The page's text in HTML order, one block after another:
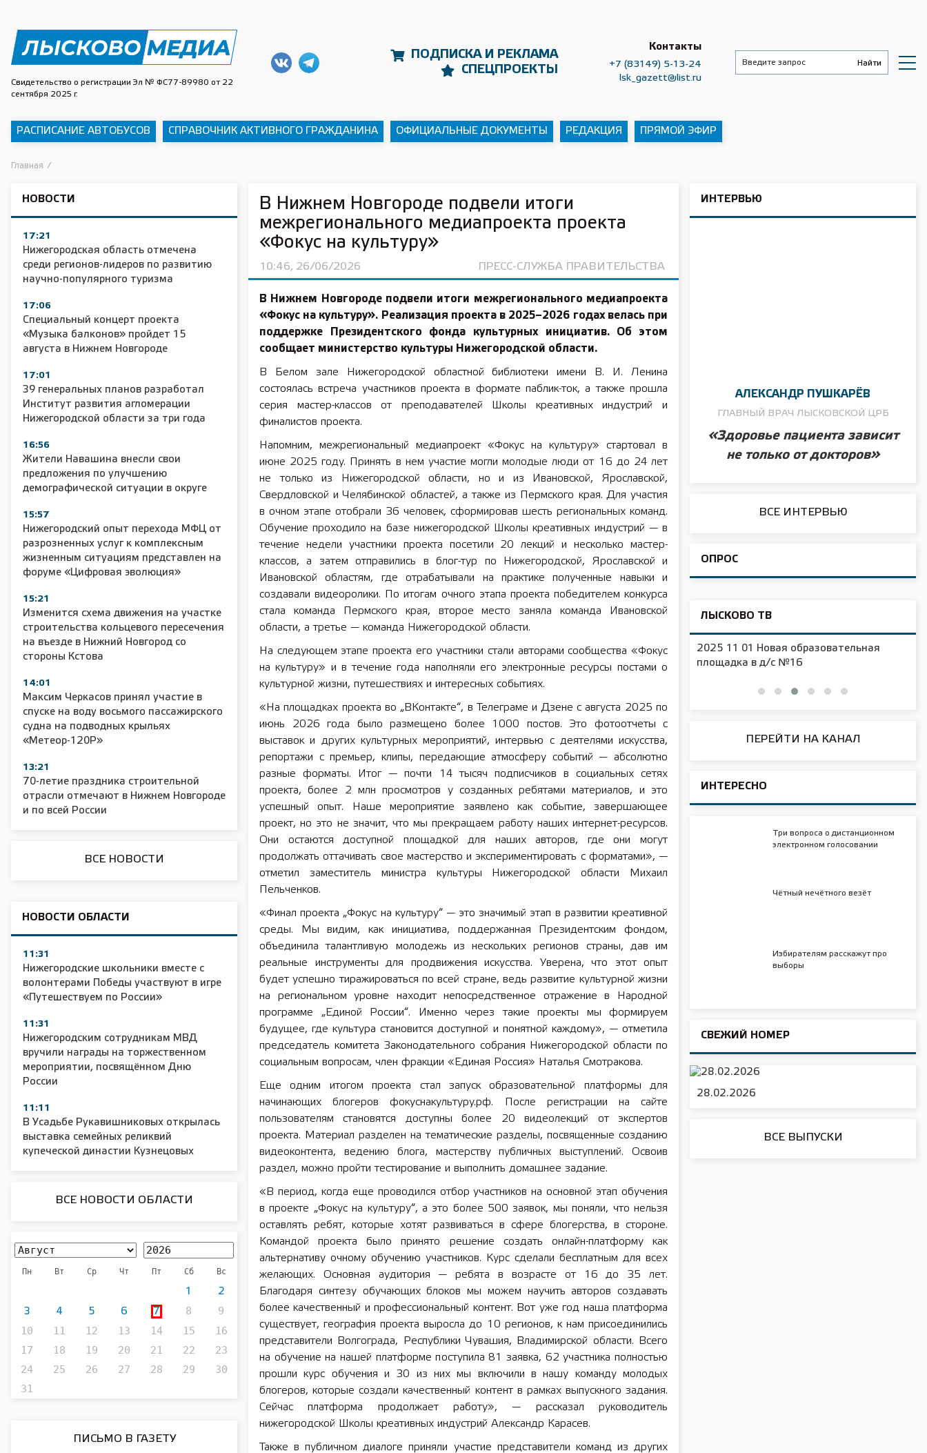
Свидетельство о регистрации Эл № ФС77-89980 от 22
сентября 2025 г.
ПОДПИСКА И РЕКЛАМА
СПЕЦПРОЕКТЫ
Контакты
+7 (83149) 5-13-24
lsk_gazett@list.ru
РАСПИСАНИЕ АВТОБУСОВ СПРАВОЧНИК АКТИВНОГО ГРАЖДАНИНА ОФИЦИАЛЬНЫЕ ДОКУМЕНТЫ РЕДАКЦИЯ ПРЯМОЙ ЭФИР
Главная /
НОВОСТИ
17:21
Нижегородская область отмечена
среди регионов-лидеров по развитию
научно-популярного туризма
17:06
Специальный концерт проекта
«Музыка балконов» пройдет 15
августа в Нижнем Новгороде
17:01
39 генеральных планов разработал
Институт развития агломерации
Нижегородской области за три года
16:56
Жители Навашина внесли свои
предложения по улучшению
демографической ситуации в округе
15:57
Нижегородский опыт перехода МФЦ от
разрозненных услуг к комплексным
жизненным ситуациям представлен на
форуме «Цифровая эволюция»
15:21
Изменится схема движения на участке
строительства кольцевого пересечения
на въезде в Нижний Новгород со
стороны Кстова
14:01
Максим Черкасов принял участие в
спуске на воду восьмого пассажирского
судна на подводных крыльях
«Метеор-120Р»
13:21
70-летие праздника строительной
отрасли отмечают в Нижнем Новгороде
и по всей России
ВСЕ НОВОСТИ
НОВОСТИ ОБЛАСТИ
11:31
Нижегородские школьники вместе с
волонтерами Победы участвуют в игре
«Путешествуем по России»
11:31
Нижегородским сотрудникам МВД
вручили награды на торжественном
мероприятии, посвящённом Дню
России
11:11
В Усадьбе Рукавишниковых открылась
выставка семейных реликвий
купеческой династии Кузнецовых
ВСЕ НОВОСТИ ОБЛАСТИ
Пн Вт Ср Чт Пт Сб Вс
1 2
3 4 5 6 7 8
9
10
11 12 13 14 15
16
17
18 19 20 21 22
23
24
25 26 27 28 29
30
31
ПИСЬМО В ГАЗЕТУ
В Нижнем Новгороде подвели итоги
межрегионального медиапроекта проекта
«Фокус на культуру»
10:46, 26/06/2026 ПРЕСС-СЛУЖБА ПРАВИТЕЛЬСТВА
В Нижнем Новгороде подвели итоги межрегионального медиапроекта
«Фокус на культуру». Реализация проекта в 2025–2026 годах велась при
поддержке Президентского фонда культурных инициатив. Об этом
сообщает министерство культуры Нижегородской области.
В Белом зале Нижегородской областной библиотеки имени В. И. Ленина
состоялась встреча участников проекта в формате паблик-ток, а также прошла
серия мастер-классов от преподавателей Школы креативных индустрий и
финалистов проекта.
Напомним, межрегиональный медиапроект «Фокус на культуру» стартовал в
июне 2025 году. Принять в нем участие могли молодые люди от 16 до 24 лет
не только из Нижегородской области, но и из Ивановской, Ярославской,
Свердловской и Челябинской областей, а также из Пермского края. Для участия
в очном этапе отобрали 36 человек, сформировав шесть региональных команд.
Обучение проходило на базе нижегородской Школы креативных индустрий — в
течение недели участники проекта посетили 20 лекций и несколько мастер-
классов, а затем отправились в блог-тур по Нижегородской, Ярославской и
Ивановской областям, где отрабатывали на практике полученные навыки и
создавали видеоролики. По итогам очного этапа проекта победителем конкурса
стала команда Пермского края, второе место заняла команда Ивановской
области, а третье — команда Нижегородской области.
На следующем этапе проекта его участники стали авторами сообщества «Фокус
на культуру» и в течение года наполняли его электронные ресурсы постами о
культурной жизни, путешествиях и интересных событиях.
«На площадках проекта во „ВКонтакте“, в Телеграме и Дзене с августа 2025 по
июнь 2026 года было размещено более 1000 постов. Это фотоотчеты с
выставок и других культурных мероприятий, интервью с деятелями искусства,
репортажи с премьер, клипы, передающие атмосферу событий — абсолютно
разные форматы. Итог — почти 14 тысяч подписчиков в социальных сетях
проекта, более 2 млн просмотров у созданных ребятами материалов, и это
успешный опыт. Наше мероприятие заявлено как событие, завершающее
проект, но это не значит, что мы прекращаем работу наших интернет-ресурсов.
Они остаются доступной площадкой для наших авторов, где они могут
продолжать оттачивать свое мастерство и экспериментировать с форматами», —
отметил заместитель министра культуры Нижегородской области Михаил
Пельченков.
«Финал проекта „Фокус на культуру“ — это значимый этап в развитии креативной
среды. Мы видим, как инициатива, поддержанная Президентским фондом,
объединила талантливую молодежь из нескольких регионов страны, дав им
реальные инструменты для продвижения искусства. Уверена, что этот опыт
будет успешно тиражироваться по всей стране, ведь развитие культурной жизни
на региональном уровне находит непосредственное отражение в Народной
программе „Единой России“. Именно через такие проекты мы формируем
будущее, где культура становится доступной и понятной каждому», — отметила
председатель комитета Законодательного собрания Нижегородской области по
социальным вопросам, член фракции «Единая Россия» Наталья Смотракова.
Еще одним итогом проекта стал запуск образовательной платформы для
начинающих блогеров фокуснакультуру.рф. После регистрации на сайте
пользователям становятся доступны более 20 видеолекций от экспертов
проекта. Материал разделен на тематические разделы, посвященные созданию
видеоконтента, ведению блога, мастерству публичных выступлений. Освоив
раздел, можно пройти тестирование и выполнить домашнее задание.
«В период, когда еще проводился отбор участников на основной этап обучения
в проекте „Фокус на культуру“, а это более 500 заявок, мы поняли, что нельзя
оставлять ребят, которые хотят развиваться в сфере блогерства, в стороне.
Командой проекта было принято решение создать онлайн-платформу как
альтернативу очному обучению участников. Курс сделали бесплатным для всех
желающих. Основная аудитория — ребята в возрасте от 16 до 35 лет.
Благодаря синтезу обучающих блоков мы можем научить авторов создавать
более качественный и профессиональный контент. Вот уже год наша платформа
существует, география проекта выросла до 10 регионов, к нам присоединились
представители Волгограда, Республики Чувашия, Владимирской области. Всего
на обучение на нашей платформе поступила 81 заявка, 62 участника полностью
прошли курс обучения и 30 из них мы включили в нашу команду молодых
блогеров, которые создали качественный контент в рамках выпускного задания.
Сейчас платформа продолжает работу», — рассказал руководитель
нижегородской Школы креативных индустрий Александр Карасев.
Также в публичном диалоге приняли участие представители команд из других
ИНТЕРВЬЮ
АЛЕКСАНДР ПУШКАРЁВ
ГЛАВНЫЙ ВРАЧ ЛЫСКОВСКОЙ ЦРБ
«Здоровье пациента зависит
не только от докторов»
ВСЕ ИНТЕРВЬЮ
ОПРОС
ЛЫСКОВО ТВ
11 01 Сельское хозяйство 2025 2025 11 01 55 лет СОШ №2
2025 11 01 Земли
2025 11 01 Новая образовательная
площадка в д/с №16
ПЕРЕЙТИ НА КАНАЛ
ИНТЕРЕСНО
Три вопроса о дистанционном
электронном голосовании
Чётный нечётного везёт
Избирателям расскажут про
выборы
СВЕЖИЙ НОМЕР
28.02.2026
ВСЕ ВЫПУСКИ